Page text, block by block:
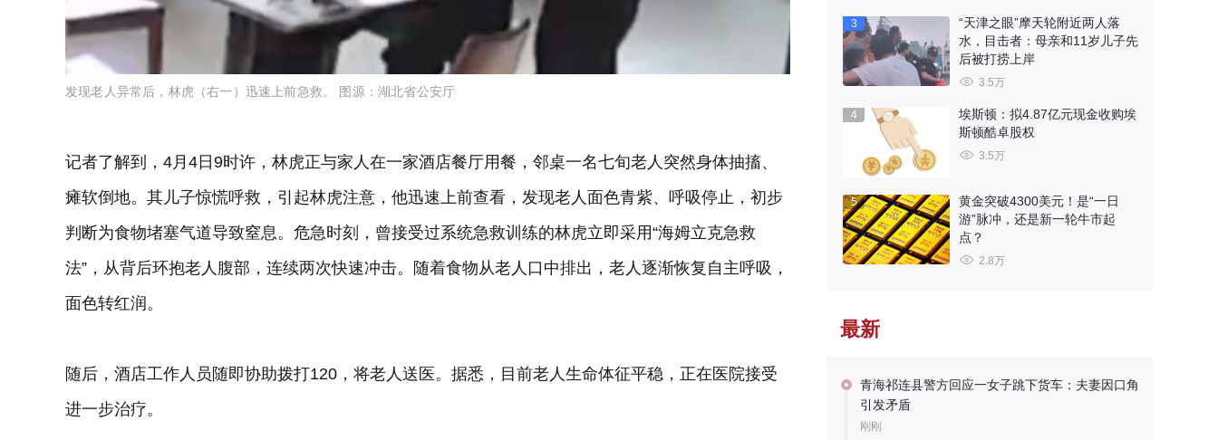
发现老人异常后，林虎（右一）迅速上前急救。 图源：湖北省公安厅
记者了解到，4月4日9时许，林虎正与家人在一家酒店餐厅用餐，邻桌一名七旬老人突然身体抽搐、
瘫软倒地。其儿子惊慌呼救，引起林虎注意，他迅速上前查看，发现老人面色青紫、呼吸停止，初步
判断为食物堵塞气道导致窒息。危急时刻，曾接受过系统急救训练的林虎立即采用“海姆立克急救
法”，从背后环抱老人腹部，连续两次快速冲击。随着食物从老人口中排出，老人逐渐恢复自主呼吸，
面色转红润。
随后，酒店工作人员随即协助拨打120，将老人送医。据悉，目前老人生命体征平稳，正在医院接受
进一步治疗。
3
“天津之眼”摩天轮附近两人落
水，目击者：母亲和11岁儿子先
后被打捞上岸
3.5万
4
埃斯顿：拟4.87亿元现金收购埃
斯顿酷卓股权
3.5万
5
黄金突破4300美元！是“一日
游”脉冲，还是新一轮牛市起
点？
2.8万
最新
青海祁连县警方回应一女子跳下货车：夫妻因口角
引发矛盾
刚刚